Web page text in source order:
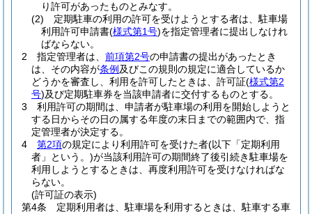
り許可があったものとみなす。
(2)
定期駐車の利用の許可を受けようとする者は、駐車場
利用許可申請書(様式第1号)を指定管理者に提出しなけれ
ばならない。
2
指定管理者は、 前項第2号の申請書の提出があったとき
は、その内容が条例 及びこの規則の規定に適合しているか
どうかを審査し、利用を許可したときは、許可証(様式第2
号)及び定期駐車券を当該申請者に交付するものとする。
3
利用許可の期間は、申請者が駐車場の利用を開始しようと
する日からその日の属する年度の末日までの範囲内で、指
定管理者が決定する。
4
第2項の規定により利用許可を受けた者(以下「定期利用
者」という。)が当該利用許可の期間終了後引続き駐車場を
利用しようとするときは、再度利用許可を受けなければな
らない。
(許可証の表示)
第4条
定期利用者は、駐車場を利用するときは、駐車する車